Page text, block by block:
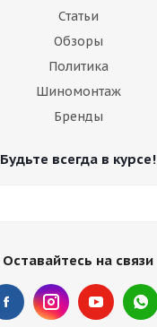
Статьи
Обзоры
Политика
Шиномонтаж
Бренды
Будьте всегда в курсе!
Оставайтесь на связи